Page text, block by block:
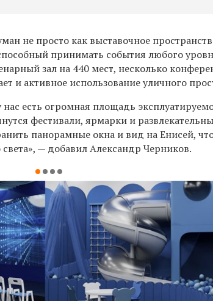
не просто как выставочное
принимать события любого
зал на 440 мест, несколько
и активное использование уличного
есть огромная площадь
фестивали, ярмарки и
панорамные окна и вид на Енисей,
— добавил Александр Черников.